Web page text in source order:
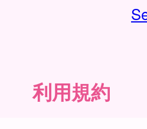
利用規約